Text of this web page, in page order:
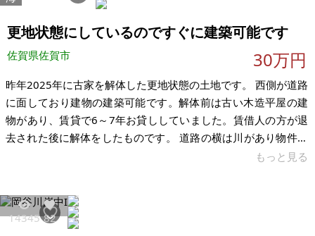
みの空間に作り変えられます。家の中の家具や荷物もそのまま
お譲りします（自由にご活用・ご処分ください）。奥まった静
かな環境のため、物置・資材
更地状態にしているのですぐに建築可能です
佐賀県佐賀市 30万円
昨年2025年に古家を解体した更地状態の土地です。 西側が道路
に面しており建物の建築可能です。解体前は古い木造平屋の建
物があり、賃貸で6～7年お貸ししていました。賃借人の方が退
去された後に解体をしたものです。 道路の横は川があり物件の
周辺は海苔漁師さんの網が広げてあったりとのんびりのどかな
地ですのですぐにでも建築可能な点です。両隣も空き家です。
価格等のご希望があればご相談ください。見学はいつでも可能
もっと見る
14345 82